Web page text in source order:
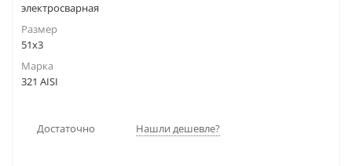
электросварная
Размер
51х3
Марка
321 AISI
Достаточно Нашли дешевле?